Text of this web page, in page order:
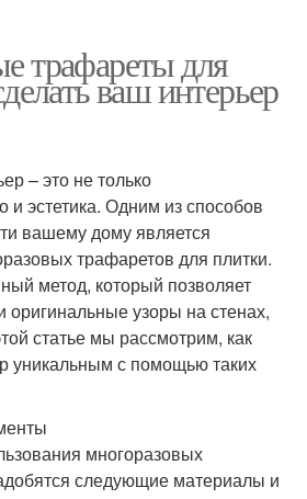
трафареты для
ваш интерьер
– это не только
и эстетика. Одним из способов
вашему дому является
трафаретов для плитки.
метод, который позволяет
оригинальные узоры на стенах,
статье мы рассмотрим, как
уникальным с помощью таких
многоразовых
следующие материалы и